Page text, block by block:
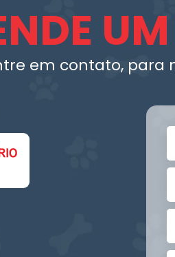
em contato, para